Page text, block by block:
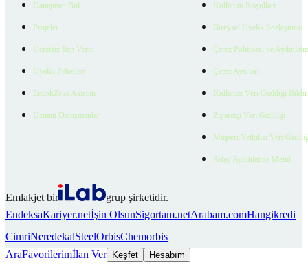
Danışman Bul
Projeler
Ücretsiz İlan Verin
Üyelik Paketleri
EmlakZeka Asistan
Uzman Danışmanlar
Kullanım Koşulları
Bireysel Üyelik Sözleşmesi
Çerez Politikası ve
Çerez Ayarları
Kullanıcı Veri Gizliliği
Ziyaretçi Veri Gizliliği
Müşteri Yetkilisi Veri
Aday Aydınlatma Metni
Emlakjet bir
grup şirketidir.
EndeksaKariyer.netİşin OlsunSigortam.netArabam.comHangikredi
CimriNeredekalSteelOrbisChemorbis
AraFavorilerimİlan Ver Keşfet Hesabım